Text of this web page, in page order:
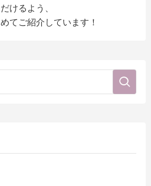
けるよう、
てご紹介しています！